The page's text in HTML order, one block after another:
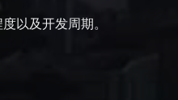
以及开发周期。